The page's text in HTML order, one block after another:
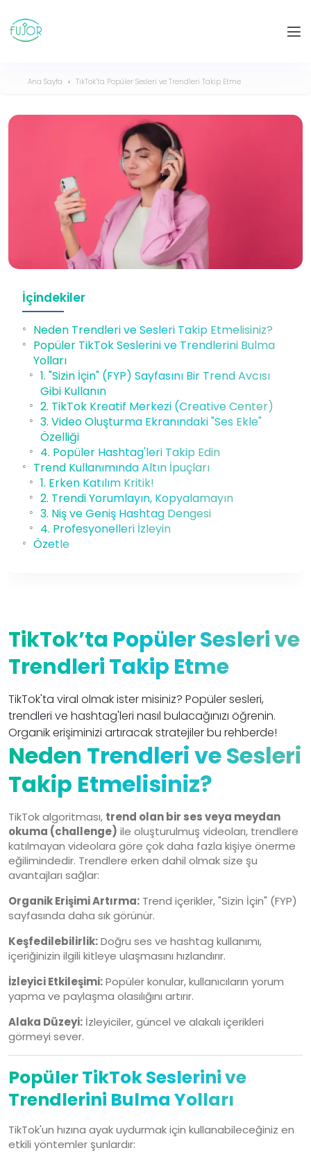
Ana Sayfa TikTok’ta Popüler Sesleri ve Trendleri Takip Etme
İçindekiler
Neden Trendleri ve Sesleri Takip Etmelisiniz?
Popüler TikTok Seslerini ve Trendlerini Bulma
Yolları
1. "Sizin İçin" (FYP) Sayfasını Bir Trend Avcısı
Gibi Kullanın
2. TikTok Kreatif Merkezi (Creative Center)
3. Video Oluşturma Ekranındaki "Ses Ekle"
Özelliği
4. Popüler Hashtag'leri Takip Edin
Trend Kullanımında Altın İpuçları
1. Erken Katılım Kritik!
2. Trendi Yorumlayın, Kopyalamayın
3. Niş ve Geniş Hashtag Dengesi
4. Profesyonelleri İzleyin
Özetle
TikTok’ta Popüler Sesleri ve
Trendleri Takip Etme
TikTok'ta viral olmak ister misiniz? Popüler sesleri,
trendleri ve hashtag'leri nasıl bulacağınızı öğrenin.
Organik erişiminizi artıracak stratejiler bu rehberde!
Neden Trendleri ve Sesleri
Takip Etmelisiniz?
TikTok algoritması, trend olan bir ses veya meydan
okuma (challenge) ile oluşturulmuş videoları, trendlere
katılmayan videolara göre çok daha fazla kişiye önerme
eğilimindedir. Trendlere erken dahil olmak size şu
avantajları sağlar:
Organik Erişimi Artırma: Trend içerikler, "Sizin İçin" (FYP)
sayfasında daha sık görünür.
Keşfedilebilirlik:Doğru ses ve hashtag kullanımı,
içeriğinizin ilgili kitleye ulaşmasını hızlandırır.
İzleyici Etkileşimi:Popüler konular, kullanıcıların yorum
yapma ve paylaşma olasılığını artırır.
Alaka Düzeyi: İzleyiciler, güncel ve alakalı içerikleri
görmeyi sever.
Popüler TikTok Seslerini ve
Trendlerini Bulma Yolları
TikTok'un hızına ayak uydurmak için kullanabileceğiniz en
etkili yöntemler şunlardır: